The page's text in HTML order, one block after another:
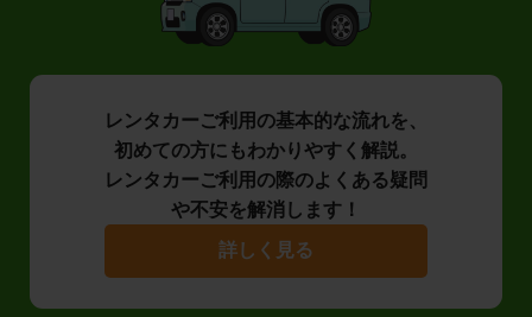
レンタカーご利用の基本的な流れを、
初めての方にもわかりやすく解説。
レンタカーご利用の際のよくある疑問
や不安を解消します！
詳しく見る